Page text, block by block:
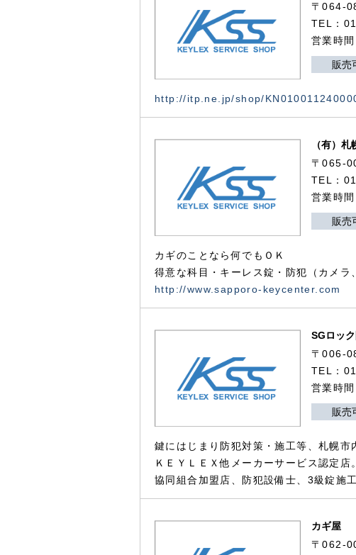
〒064-
TEL：
営業時
販売
http://itp.ne.jp/shop/
（有）
〒065-
TEL：
営業時
販売
カギのことなら何でもＯＫ
得意な科目・キーレス錠・防犯（カメ
http://www.sapporo-keycenter.com
SGロッ
〒006-
TEL：
営業時
販売
鍵にはじまり防犯対策・施工等、札幌市
ＫＥＹＬＥＸ他メーカーサービス認定
協同組合加盟店、防犯設備士、3級錠施
カギ屋
〒062-